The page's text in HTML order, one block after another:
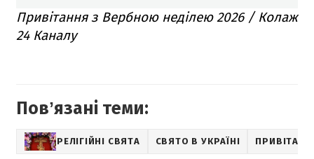
Привітання з Вербною неділею 2026 / Колаж
24 Каналу
Повʼязані теми:
РЕЛІГІЙНІ СВЯТА СВЯТО В УКРАЇНІ